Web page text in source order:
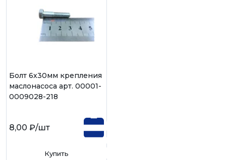
Болт 6х30мм крепления
маслонасоса арт. 00001-
0009028-218
8,00 ₽/шт
Купить